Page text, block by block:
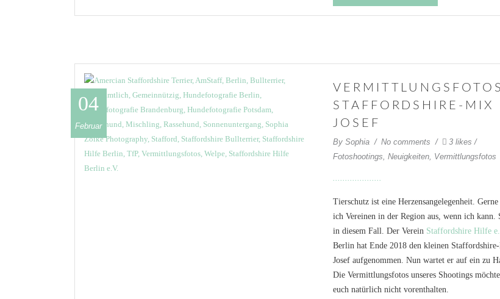
04
Februar
STAFFORDSHIRE-MIX
JOSEF
BySophia No comments
3 likes
Fotoshootings,Neuigkeiten, Vermittlungsfotos
Tierschutz ist eine Herzensangelegenheit.
ich Vereinen in der Region aus, wenn ich kann.
in diesem Fall. Der Verein Staffordshire Hilfe
Berlin hat Ende 2018 den kleinen
Josef aufgenommen. Nun wartet er auf ein zu
Die Vermittlungsfotos unseres Shootings
euch natürlich nicht vorenthalten.